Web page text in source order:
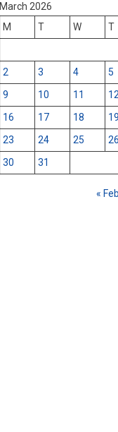
March 2026
M
T W T
2
3 4 5
9
10 11 12
16
17 18 19
23
24 25 26
30
31
« Feb